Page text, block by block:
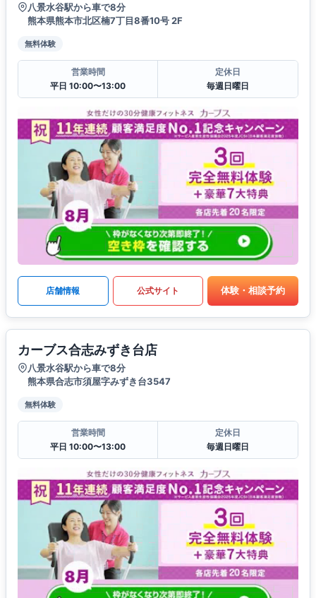
八景水谷駅から車で8分
熊本県熊本市北区楠7丁目8番10号 2F
無料体験
営業時間
平日 10:00〜13:00
定休日
毎週日曜日
店舗情報 公式サイト 体験・相談予約
カーブス合志みずき台店
八景水谷駅から車で8分
熊本県合志市須屋字みずき台3547
無料体験
営業時間
平日 10:00〜13:00
定休日
毎週日曜日